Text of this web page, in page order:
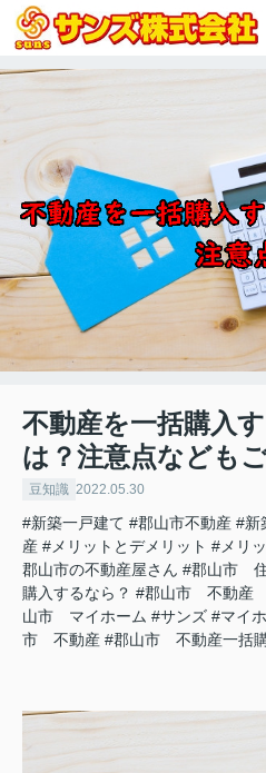
不動産を一括購入
は？注意点なども
豆知識 2022.05.30
#新築一戸建て #郡山市不動産 #新
産 #メリットとデメリット #メリ
郡山市の不動産屋さん #郡山市
購入するなら？ #郡山市 不動産
山市 マイホーム #サンズ #マイ
市 不動産 #郡山市 不動産一括